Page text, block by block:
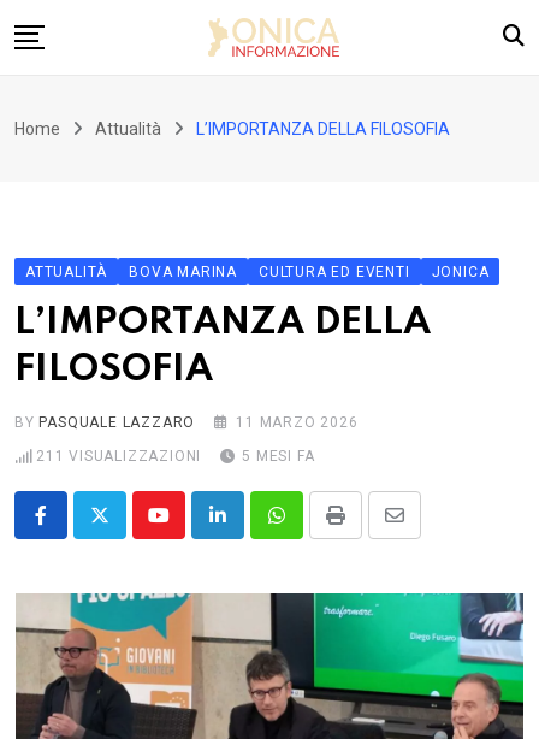
to
Attualità
Politica
Dall’Italia
Cultura ed eventi
Home Attualità L’IMPORTANZA DELLA FILOSOFIA
ATTUALITÀ BOVA MARINA CULTURA ED EVENTI JONICA
L’IMPORTANZA DELLA
FILOSOFIA
BYPASQUALE LAZZARO
11 MARZO 2026
211 VISUALIZZAZIONI 5 MESI FA
YoutubeLinkedInWhatsappPrint
Share
Email